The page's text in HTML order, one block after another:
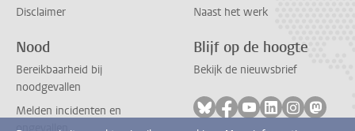
Disclaimer
Naast het werk
Nood
Bereikbaarheid bij
noodgevallen
Melden incidenten en
Blijf op de hoogte
Bekijk de nieuwsbrief
Volg ons op bluesky
Volg ons op facebook
Volg ons op
Volg ons op
Volg ons
Volg